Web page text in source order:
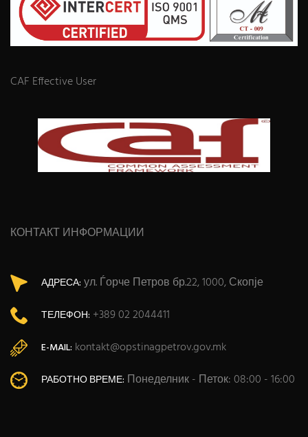
CAF Effective User
КОНТАКТ ИНФОРМАЦИИ
АДРЕСА: ул. Ѓорче Петров бр.22, 1000, Скопје
ТЕЛЕФОН: +389 02 2044411
E-MAIL: kontakt@opstinagpetrov.gov.mk
РАБОТНО ВРЕМЕ: Понеделник - Петок: 08:00 - 16:00